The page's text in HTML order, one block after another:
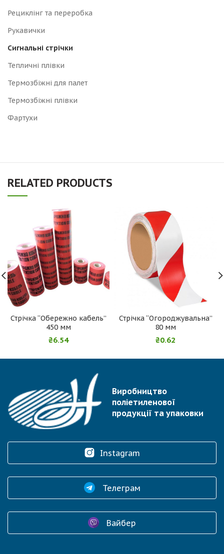
Рециклінг та переробка
Рукавички
Сигнальні стрічки
Тепличні плівки
Термозбіжні для палет
Термозбіжні плівки
Фартухи
RELATED PRODUCTS
Стрічка “Обережно кабель”
450 мм
₴6.54
Стрічка “Огороджувальна”
80 мм
₴0.62
Виробництво
поліетиленової
продукції та упаковки
Instagram
Телеграм
Вайбер